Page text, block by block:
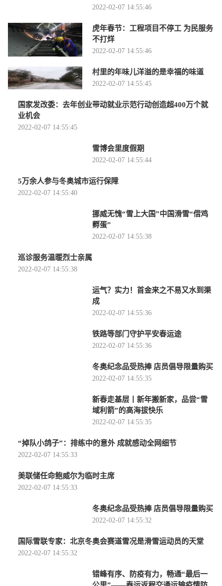
2022-02-07 14:55:46
虎年春节：工程项目不停工 为民服务
不打烊
2022-02-07 14:55:46
村里的年味儿洋溢的是幸福的味道
2022-02-07 14:55:45
国家发改委：去年创业带动就业示范行动创造超400万个就
业机会
2022-02-07 14:55:45
雪博会里度假期
2022-02-07 14:55:44
5万余人参与冬奥城市运行保障
2022-02-07 14:55:40
挪威无愧“雪上大国”中国滑雪“借鸡
孵蛋”
2022-02-07 14:55:38
巡诊服务温暖烈士亲属
2022-02-07 14:55:38
运气？实力！首金来之不易又水到渠
成
2022-02-07 14:55:36
铁路等部门守护平安春运途
2022-02-07 14:55:36
冬奥纪念品受热捧 店员倡导限量购买
2022-02-07 14:55:35
新春走基层丨新年搬新家，品尝“雪
域利箭”的高海拔快乐
2022-02-07 14:55:35
“掉队小鸽子”：排练中的意外 成就感动全网细节
2022-02-07 14:55:33
美联储任命鲍威尔为临时主席
2022-02-07 14:55:33
冬奥纪念品受热捧 店员倡导限量购买
2022-02-07 14:55:32
国际雪联专家：北京冬奥会赛道雪况是滑雪运动员的天堂
2022-02-07 14:55:32
错峰有序、防疫有力，畅通“最后一